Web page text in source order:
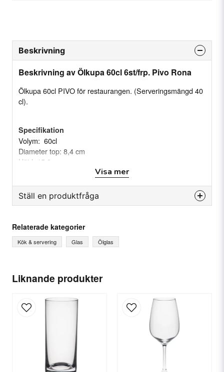
Liknande produkter
Beskrivning
Beskrivning av Ölkupa 60cl 6st/frp. Pivo Rona
Ölkupa 60cl PIVO för restaurangen. (Serveringsmängd 40
cl).
Specifikation
Volym: 60cl
Diameter top: 8,4 cm
Höjd: 15.3 cm
Förpackning: 6st
Visa mer
Ställ en produktfråga
Fråga oss något om denna produkten...
Ditt namn
email
E-postadress
Ja, ni får publicera min fråga
Relaterade kategorier
Kök & servering Glas Ölglas